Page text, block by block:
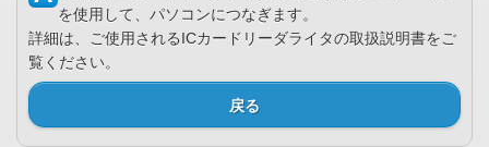
を使用して、パソコンにつなぎます。
詳細は、ご使用されるICカードリーダライタの取扱説明書をご
覧ください。
戻る